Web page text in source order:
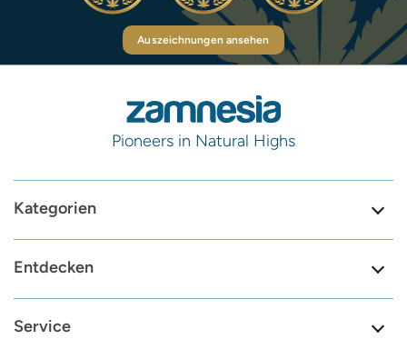
Auszeichnungen ansehen
Pioneers in Natural Highs
Kategorien
Entdecken
Service